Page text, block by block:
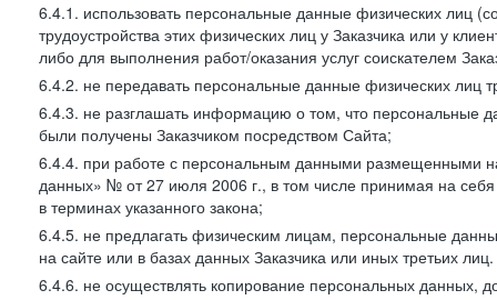
6.4.1. использовать персональные данные физических лиц
трудоустройства этих физических лиц у Заказчика или у
либо для выполнения работ/оказания услуг соискателем
6.4.2. не передавать персональные данные физических лиц
6.4.3. не разглашать информацию о том, что персональные
были получены Заказчиком посредством Сайта;
6.4.4. при работе с персональным данными размещенными
данных» № от 27 июля 2006 г., в том числе принимая на
в терминах указанного закона;
6.4.5. не предлагать физическим лицам, персональные
на сайте или в базах данных Заказчика или иных третьих лиц.
6.4.6. не осуществлять копирование персональных данных,